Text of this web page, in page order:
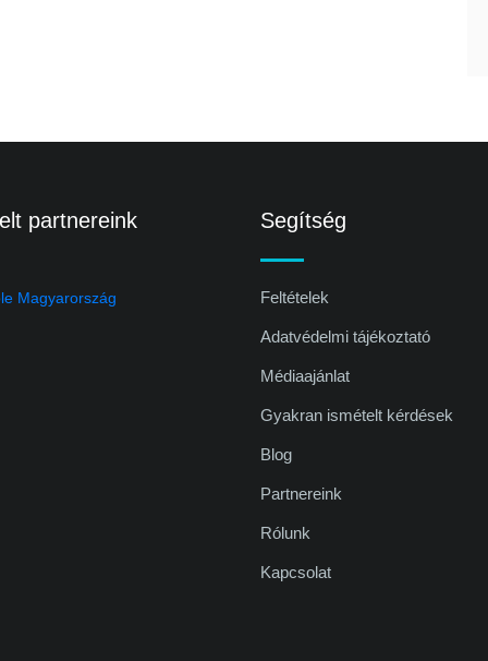
partnereink Segítség
Feltételek
Adatvédelmi tájékoztató
Médiaajánlat
Gyakran ismételt kérdések
Blog
Partnereink
Rólunk
Kapcsolat